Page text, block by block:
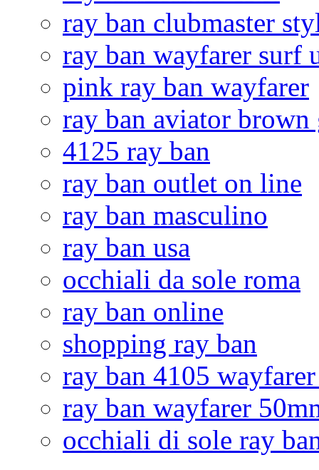
ray ban clubmaster
ray ban wayfarer surf
pink ray ban wayfarer
ray ban aviator brown
4125 ray ban
ray ban outlet on line
ray ban masculino
ray ban usa
occhiali da sole roma
ray ban online
shopping ray ban
ray ban 4105
ray ban wayfarer
occhiali di sole ray